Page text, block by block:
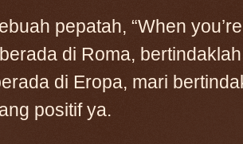
pepatah, “When
di Roma,
di Eropa, mari
positif ya.